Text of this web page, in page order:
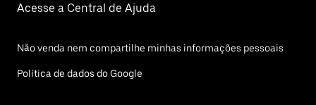
Acesse a Central de Ajuda
Não venda nem compartilhe minhas informações pessoais
Política de dados do Google